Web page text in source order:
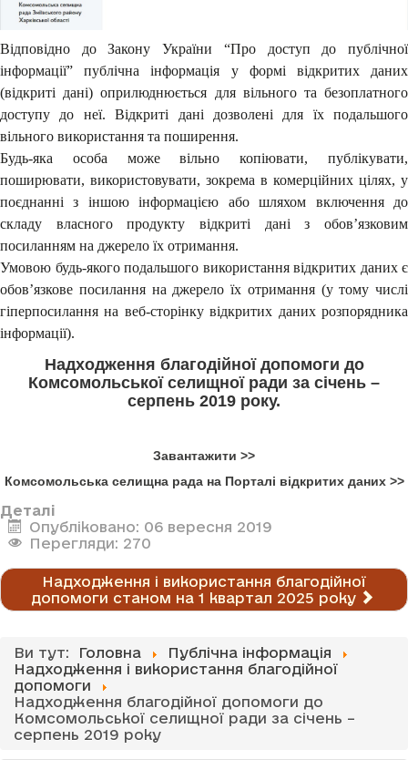
Відповідно до Закону України “Про доступ до публічної
інформації” публічна інформація у формі відкритих даних
(відкриті дані) оприлюднюється для вільного та безоплатного
доступу до неї. Відкриті дані дозволені для їх подальшого
вільного використання та поширення.
Будь-яка особа може вільно копіювати, публікувати,
поширювати, використовувати, зокрема в комерційних цілях, у
поєднанні з іншою інформацією або шляхом включення до
складу власного продукту відкриті дані з обов’язковим
посиланням на джерело їх отримання.
Умовою будь-якого подальшого використання відкритих даних є
обов’язкове посилання на джерело їх отримання (у тому числі
гіперпосилання на веб-сторінку відкритих даних розпорядника
інформації).
Надходження благодійної допомоги до
Комсомольської селищної ради за січень –
серпень 2019 року.
Завантажити >>
Комсомольська селищна рада на Порталі відкритих даних >>
Деталі
Опубліковано: 06 вересня 2019
Перегляди: 270
Надходження і використання благодійної
допомоги станом на 1 квартал 2025 року
Ви тут: Головна
Публічна інформація
Надходження і використання благодійної
допомоги
Надходження благодійної допомоги до
Комсомольської селищної ради за січень –
серпень 2019 року